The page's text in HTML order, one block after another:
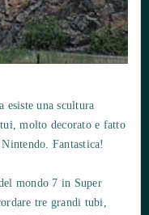
esiste una scultura
molto decorato e fatto
Fantastica!
mondo 7 in Super
tre grandi tubi,